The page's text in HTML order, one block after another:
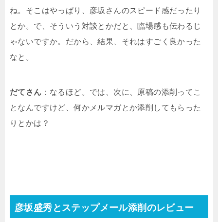
ね。そこはやっぱり、彦坂さんのスピード感だったり
とか。で、そういう対談とかだと、臨場感も伝わるじ
ゃないですか。だから、結果、それはすごく良かった
なと。
だてさん ：なるほど。では、次に、原稿の添削ってこ
となんですけど、何かメルマガとか添削してもらった
りとかは？
彦坂盛秀とステップメール添削のレビュー